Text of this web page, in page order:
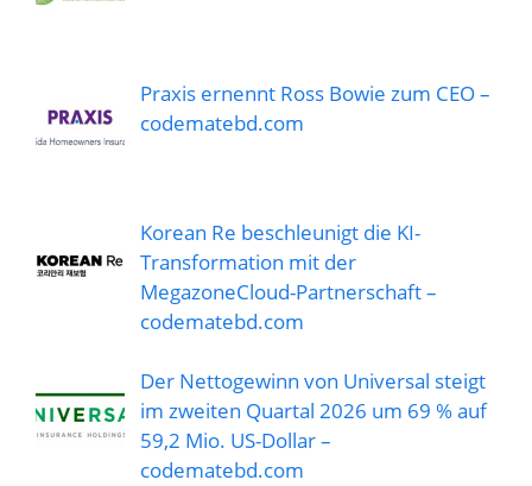
Praxis ernennt Ross Bowie zum CEO –
codematebd.com
Korean Re beschleunigt die KI-
Transformation mit der
MegazoneCloud-Partnerschaft –
codematebd.com
Der Nettogewinn von Universal steigt
im zweiten Quartal 2026 um 69 % auf
59,2 Mio. US-Dollar –
codematebd.com